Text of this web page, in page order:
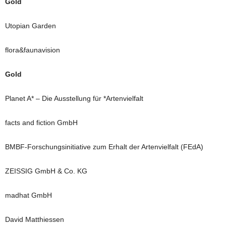
Utopian Garden
flora&faunavision
Gold
Planet A* – Die Ausstellung für *Artenvielfalt
facts and fiction GmbH
BMBF-Forschungsinitiative zum Erhalt der Artenvielfalt (FEdA)
ZEISSIG GmbH & Co. KG
madhat GmbH
David Matthiessen